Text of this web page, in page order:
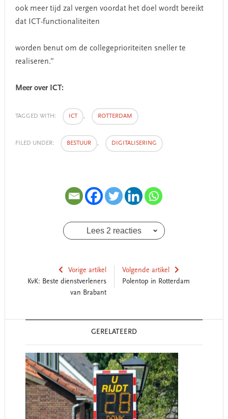
ook meer tijd zal vergen voordat het doel wordt bereikt
dat ICT-functionaliteiten
worden benut om de collegeprioriteiten sneller te
realiseren.”
Meer over ICT:
TAGGED WITH: ICT , ROTTERDAM
FILED UNDER: BESTUUR , DIGITALISERING
Lees 2 reacties
Vorige artikel
KvK: Beste dienstverleners
van Brabant
Volgende artikel
Polentop in Rotterdam
GERELATEERD